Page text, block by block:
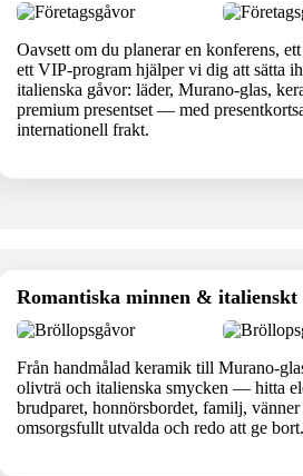
Oavsett om du planerar en konferens,
ett VIP-program hjälper vi dig att sätta
italienska gåvor: läder, Murano-glas,
premium presentset — med
internationell frakt.
Romantiska minnen &
Från handmålad keramik till Murano-
olivträ och italienska smycken — hitta
brudparet, honnörsbordet, familj, vänner
omsorgsfullt utvalda och redo att ge bort.